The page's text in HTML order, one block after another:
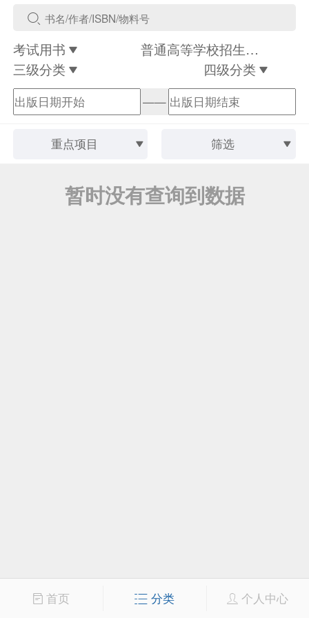
考试用书
普通高等学校招生全国统一考试
三级分类
四级分类
——
重点项目 筛选
暂时没有查询到数据
首页 分类 个人中心